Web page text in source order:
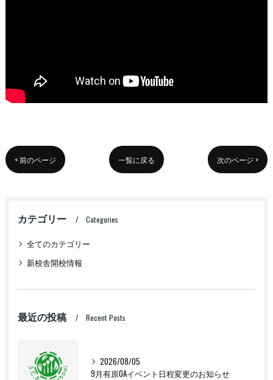
< 前のページ 一覧に戻る 次のページ >
カテゴリー Categories
全てのカテゴリー
新校舎開校情報
最近の投稿 Recent Posts
2026/08/05
9月有原OAイベント日程変更のお知らせ